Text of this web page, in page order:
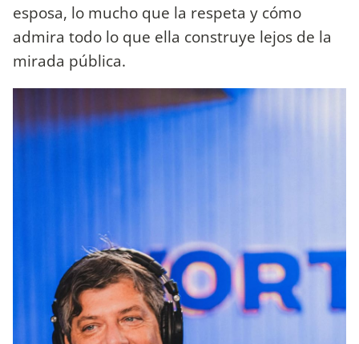
esposa, lo mucho que la respeta y cómo
admira todo lo que ella construye lejos de la
mirada pública.